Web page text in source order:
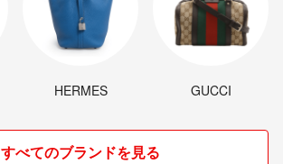
HERMES GUCCI
すべてのブランドを見る